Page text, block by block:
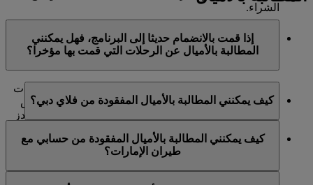
الشراء.
يرجى زيارة هذهالصفحة للحصول على المزيد من المعلومات.
إذا قمت بالانضمام حديثا إلى البرنامج، فهل يمكنني
المطالبة بالأميال عن الرحلات التي قمت بها مؤخرا؟
نعم، يمكن للأعضاء الجدد المطالبة بالأميال بالنسبة للرحلات
التي تم القيام بها مع طيران الإمارات وفلاي دبي وكوانتاس
قبل ما يصل إلى شهرين من تاريخ التسجيل في سكاي واردز
ومع ذلك، فإن أي معاملات أخرى، مثل الرحلات مع الخطوط
كيف يمكنني المطالبة بالأميال المفقودة من فلاي دبي؟
تسجيل الدخول وإرسال مطالبة عبر الإنترنت على الموقع
كيف يمكنني المطالبة بالأميال المفقودة من حسابي مع
طيران الإمارات؟